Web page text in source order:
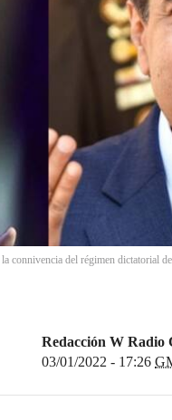
connivencia del régimen dictatorial
Redacción W Radio
03/01/2022 - 17:26